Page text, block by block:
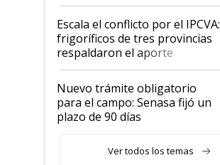
todavía hacen sufrir a estos
animales: "Mientras me
descalificaban, yo seguí
haciendo currículum"
Escala el conflicto por el IPCVA:
frigoríficos de tres provincias
respaldaron el aporte
obligatorio
Nuevo trámite obligatorio
para el campo: Senasa fijó un
plazo de 90 días
Ver todos los temas